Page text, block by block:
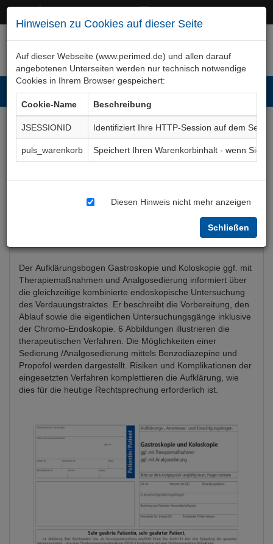
Hinweisen zu Cookies auf dieser Seite
Auf dieser Webseite (www.perimed.de) und allen darauf
angebotenen Unterseiten werden nur technisch notwendige
Cookies in Ihrem Browser gespeichert:
Cookie-Name
Beschreibung
JSESSIONID
Identifiziert Ihre HTTP-Session auf dem Server
puls_warenkorb
Speichert Ihren Warenkorbinhalt - wenn Sie
Diesen Hinweis nicht mehr anzeigen
Schließen
Gastroskopie (ÖGD) und
Koloskopie
Der Aufklärungsbogen Gastroskopie und Koloskopie ggf. mit
Therapiemaßnahmen und Analgosedierung informiert über
die gleichzeitige kombinierte endoskopische Untersuchung
des Verdauungstraktes. Er beschreibt die Vorbereitung, den
Ablauf sowie die eigentlichen Untersuchungsgänge inklusive
der Chromo-Endoskopie. 6 Abbildungen illustrieren die
therapeutischen Verfahren. Die Möglichkeiten einer
Sedierung /Analgosedierung mittels Benzodiazepine und
Propofol werden dargestellt. Risiken und Komplikationen der
eingesetzten Verfahren komplettieren die Aufklärung, wie
dies für die heutige Rechtsprechung erforderlich ist.